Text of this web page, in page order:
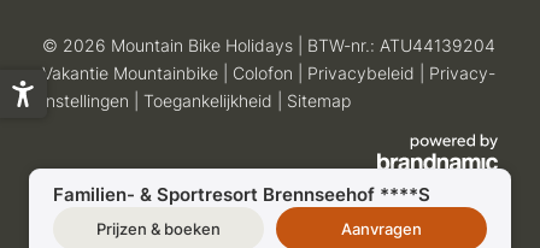
Familien- & Sportresort Brennseehof ****S
Prijzen & boeken Aanvragen
© 2026 Mountain Bike Holidays
BTW-nr.: ATU44139204
Vakantie Mountainbike
Colofon Privacybeleid
Privacy-
instellingen
Toegankelijkheid Sitemap